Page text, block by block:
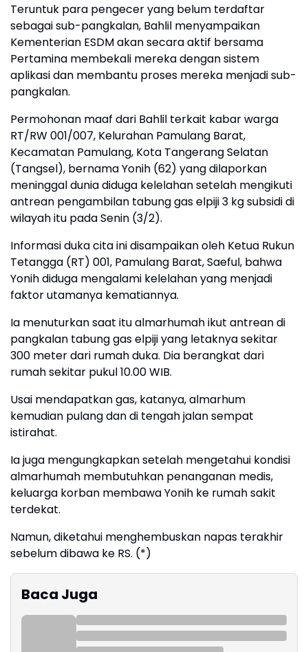
Teruntuk para pengecer yang belum terdaftar
sebagai sub-pangkalan, Bahlil menyampaikan
Kementerian ESDM akan secara aktif bersama
Pertamina membekali mereka dengan sistem
aplikasi dan membantu proses mereka menjadi sub-
pangkalan.
Permohonan maaf dari Bahlil terkait kabar warga
RT/RW 001/007, Kelurahan Pamulang Barat,
Kecamatan Pamulang, Kota Tangerang Selatan
(Tangsel), bernama Yonih (62) yang dilaporkan
meninggal dunia diduga kelelahan setelah mengikuti
antrean pengambilan tabung gas elpiji 3 kg subsidi di
wilayah itu pada Senin (3/2).
Informasi duka cita ini disampaikan oleh Ketua Rukun
Tetangga (RT) 001, Pamulang Barat, Saeful, bahwa
Yonih diduga mengalami kelelahan yang menjadi
faktor utamanya kematiannya.
Ia menuturkan saat itu almarhumah ikut antrean di
pangkalan tabung gas elpiji yang letaknya sekitar
300 meter dari rumah duka. Dia berangkat dari
rumah sekitar pukul 10.00 WIB.
Usai mendapatkan gas, katanya, almarhum
kemudian pulang dan di tengah jalan sempat
istirahat.
Ia juga mengungkapkan setelah mengetahui kondisi
almarhumah membutuhkan penanganan medis,
keluarga korban membawa Yonih ke rumah sakit
terdekat.
Namun, diketahui menghembuskan napas terakhir
sebelum dibawa ke RS. (*)
Baca Juga